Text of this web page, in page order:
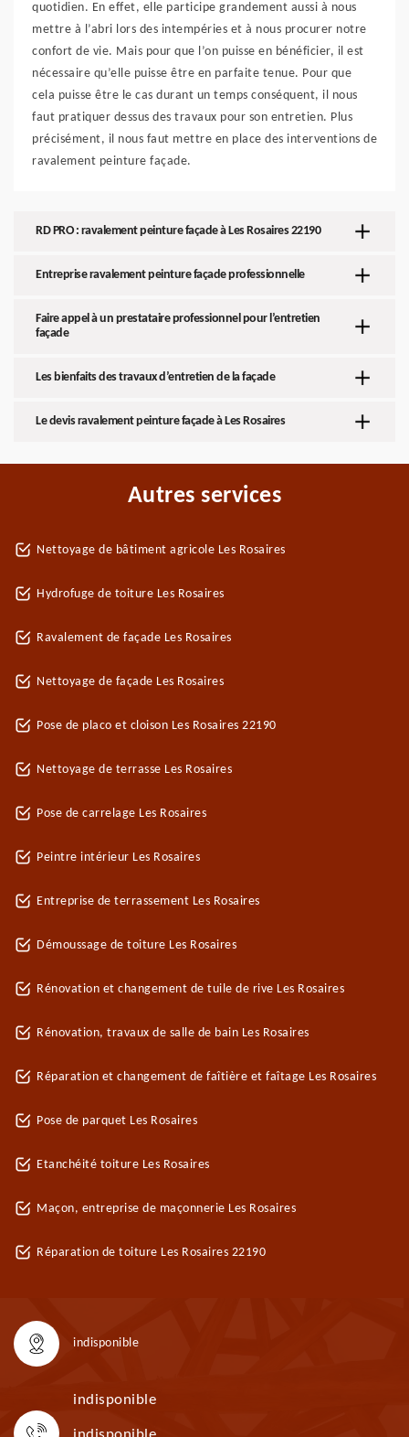
quotidien. En effet, elle participe grandement aussi à nous
mettre à l’abri lors des intempéries et à nous procurer notre
confort de vie. Mais pour que l’on puisse en bénéficier, il est
nécessaire qu’elle puisse être en parfaite tenue. Pour que
cela puisse être le cas durant un temps conséquent, il nous
faut pratiquer dessus des travaux pour son entretien. Plus
précisément, il nous faut mettre en place des interventions de
ravalement peinture façade.
RD PRO : ravalement peinture façade à Les Rosaires 22190
Entreprise ravalement peinture façade professionnelle
Faire appel à un prestataire professionnel pour l’entretien
façade
Les bienfaits des travaux d’entretien de la façade
Le devis ravalement peinture façade à Les Rosaires
Autres services
Nettoyage de bâtiment agricole Les Rosaires
Hydrofuge de toiture Les Rosaires
Ravalement de façade Les Rosaires
Nettoyage de façade Les Rosaires
Pose de placo et cloison Les Rosaires 22190
Nettoyage de terrasse Les Rosaires
Pose de carrelage Les Rosaires
Peintre intérieur Les Rosaires
Entreprise de terrassement Les Rosaires
Démoussage de toiture Les Rosaires
Rénovation et changement de tuile de rive Les Rosaires
Rénovation, travaux de salle de bain Les Rosaires
Réparation et changement de faîtière et faîtage Les Rosaires
Pose de parquet Les Rosaires
Etanchéité toiture Les Rosaires
Maçon, entreprise de maçonnerie Les Rosaires
Réparation de toiture Les Rosaires 22190
indisponible
indisponible